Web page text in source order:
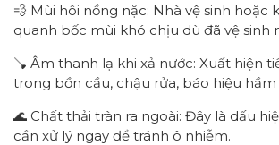
💨 Mùi hôi nồng nặc: Nhà vệ sinh hoặc
quanh bốc mùi khó chịu dù đã vệ sinh
🪠 Âm thanh lạ khi xả nước: Xuất hiện
trong bồn cầu, chậu rửa, báo hiệu hầm
🌊 Chất thải tràn ra ngoài: Đây là dấu
cần xử lý ngay để tránh ô nhiễm.